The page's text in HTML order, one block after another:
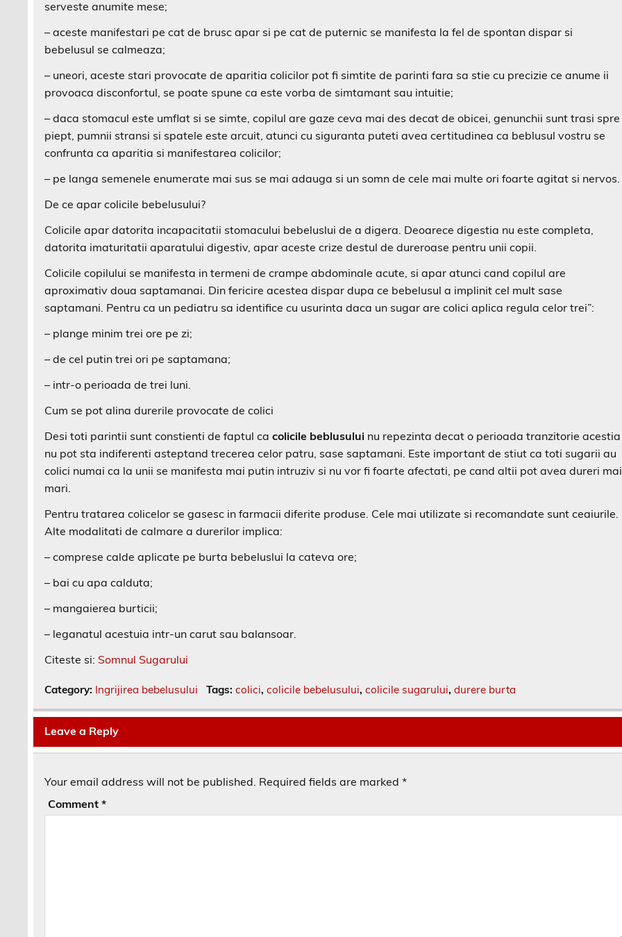
serveste anumite mese;
– aceste manifestari pe cat de brusc apar si pe cat de puternic se manifesta la fel de spontan dispar si
bebelusul se calmeaza;
– uneori, aceste stari provocate de aparitia colicilor pot fi simtite de parinti fara sa stie cu precizie ce anume ii
provoaca disconfortul, se poate spune ca este vorba de simtamant sau intuitie;
– daca stomacul este umflat si se simte, copilul are gaze ceva mai des decat de obicei, genunchii sunt trasi spre
piept, pumnii stransi si spatele este arcuit, atunci cu siguranta puteti avea certitudinea ca beblusul vostru se
confrunta ca aparitia si manifestarea colicilor;
– pe langa semenele enumerate mai sus se mai adauga si un somn de cele mai multe ori foarte agitat si nervos.
De ce apar colicile bebelusului?
Colicile apar datorita incapacitatii stomacului bebeluslui de a digera. Deoarece digestia nu este completa,
datorita imaturitatii aparatului digestiv, apar aceste crize destul de dureroase pentru unii copii.
Colicile copilului se manifesta in termeni de crampe abdominale acute, si apar atunci cand copilul are
aproximativ doua saptamanai. Din fericire acestea dispar dupa ce bebelusul a implinit cel mult sase
saptamani. Pentru ca un pediatru sa identifice cu usurinta daca un sugar are colici aplica regula celor trei”:
– plange minim trei ore pe zi;
– de cel putin trei ori pe saptamana;
– intr-o perioada de trei luni.
Cum se pot alina durerile provocate de colici
Desi toti parintii sunt constienti de faptul cacolicile beblusului nu repezinta decat o perioada tranzitorie acestia
nu pot sta indiferenti asteptand trecerea celor patru, sase saptamani. Este important de stiut ca toti sugarii au
colici numai ca la unii se manifesta mai putin intruziv si nu vor fi foarte afectati, pe cand altii pot avea dureri mai
mari.
Pentru tratarea colicelor se gasesc in farmacii diferite produse. Cele mai utilizate si recomandate sunt ceaiurile.
Alte modalitati de calmare a durerilor implica:
– comprese calde aplicate pe burta bebeluslui la cateva ore;
– bai cu apa calduta;
– mangaierea burticii;
– leganatul acestuia intr-un carut sau balansoar.
Citeste si: Somnul Sugarului
Category: Ingrijirea bebelusului Tags: colici, colicile bebelusului, colicile sugarului, durere burta
Leave a Reply
Your email address will not be published. Required fields are marked*
Comment*